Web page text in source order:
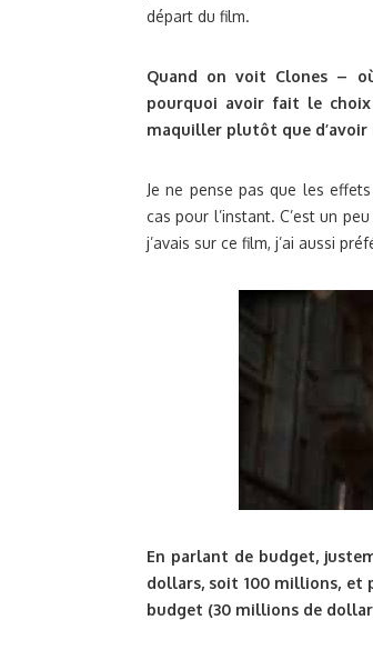
départ du film.
Quand on voit Clones –
pourquoi avoir fait le
maquiller plutôt que d’avoir
Je ne pense pas que les
cas pour l’instant. C’est un
j’avais sur ce film, j’ai aussi
En parlant de budget,
dollars, soit 100 millions, et
budget (30 millions de